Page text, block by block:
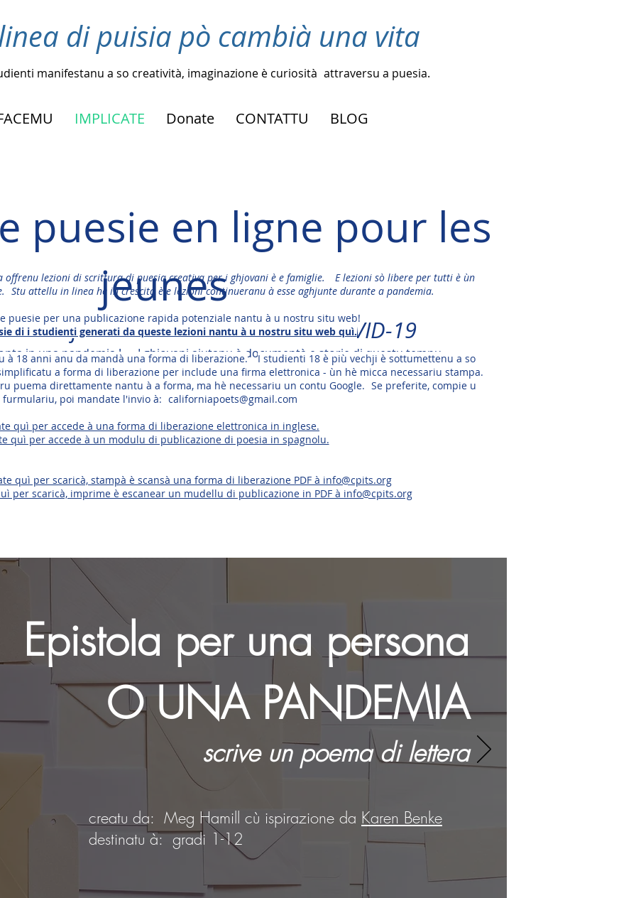
di puisia pò cambià una vita
manifestanu a so creatività, imaginazione è curiosità attraversu a puesia.
IMPLICATE Donate CONTATTU BLOG
puesie en ligne pour les
jeunes
à i chjusi di a scola in mezzu di COVID-19
in una pandemia ! I ghjovani aiutanu à documentà e storie di questu tempu.
Cliccate quì per fà una donazione à i Poeti di California in e Scole.
lezioni di scrittura di puesia creativa per i ghjovani è e famiglie.
E lezioni sò libere per tutti è ùn
Stu attellu in linea hè in crescita è e lezioni continueranu à esse aghjunte durante a pandemia.
puesie per una publicazione rapida potenziale nantu à u nostru situ web!
di i studienti generati da queste lezioni nantu à u nostru situ web quì.
18 anni anu da mandà una forma di liberazione.
I studienti 18 è più vechji è sottumettenu a so
a forma di liberazione per include una firma elettronica - ùn hè micca necessariu stampa.
puema direttamente nantu à a forma, ma hè necessariu un contu Google. Se preferite, compie u
furmulariu, poi mandate l'invio à: californiapoets@gmail.com
quì per accede à una forma di liberazione elettronica in inglese.
quì per accede à un modulu di publicazione di poesia in spagnolu.
quì per scaricà, stampà è scansà una forma di liberazione PDF à info@cpits.org
per scaricà, imprime è escanear un mudellu di publicazione in PDF à info@cpits.org
Epistola per una persona
O UNA PANDEMIA
scrive un poema di lettera
creatu da: Meg Hamill cù ispirazione da Karen Benke
destinatu à: gradi 1-12